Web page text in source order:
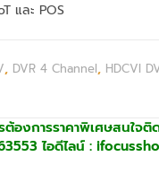
และ POS
, DVR 4 Channel, HDCVI
ต้องการราคาพิเศษสนใจ
ไอดีไลน์ :